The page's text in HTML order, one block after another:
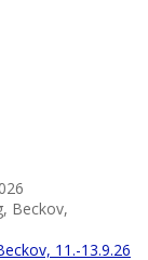
11.-13.9.26